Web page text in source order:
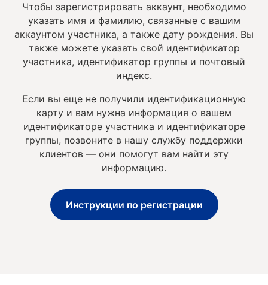
Чтобы зарегистрировать аккаунт, необходимо
указать имя и фамилию, связанные с вашим
аккаунтом участника, а также дату рождения. Вы
также можете указать свой идентификатор
участника, идентификатор группы и почтовый
индекс.
Если вы еще не получили идентификационную
карту и вам нужна информация о вашем
идентификаторе участника и идентификаторе
группы, позвоните в нашу службу поддержки
клиентов — они помогут вам найти эту
информацию.
Инструкции по регистрации